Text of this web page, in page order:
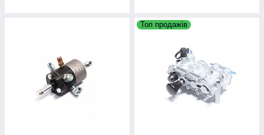
Топ продажів